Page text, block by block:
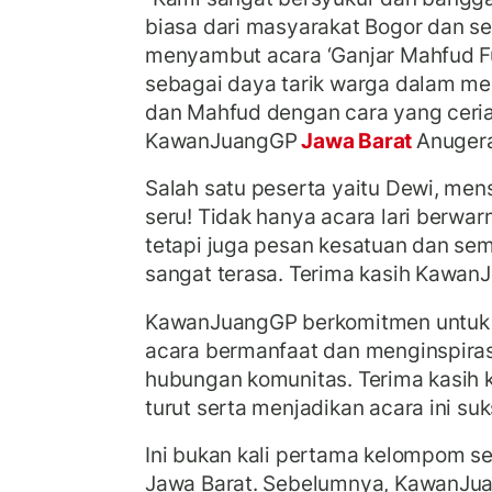
biasa dari masyarakat Bogor dan
menyambut acara ‘Ganjar Mahfud
sebagai daya tarik warga dalam
dan Mahfud dengan cara yang
KawanJuangGPJawa Barat
Salah satu peserta yaitu Dewi,
seru! Tidak hanya acara lari
tetapi juga pesan kesatuan dan
sangat terasa. Terima kasih
KawanJuangGP berkomitmen
acara bermanfaat dan
hubungan komunitas. Terima kasih
turut serta menjadikan acara ini
Ini bukan kali pertama kelompom
Jawa Barat. Sebelumnya,